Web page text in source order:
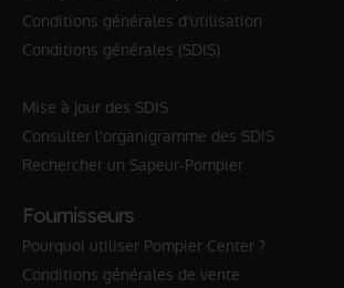
Conditions générales d'utilisation
Conditions générales (SDIS)
Mise à jour des SDIS
Consulter l'organigramme des SDIS
Rechercher un Sapeur-Pompier
Fournisseurs
Pourquoi utiliser Pompier Center ?
Conditions générales de vente